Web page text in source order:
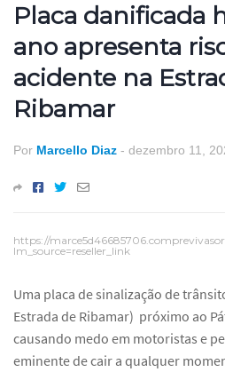
Placa danificada
ano apresenta
acidente na
Ribamar
Por Marcello Diaz - dezembro 11,
https://
lm_source=reseller_link
Uma placa de sinalização de
Estrada de Ribamar) próximo ao
causando medo em motoristas e
eminente de cair a qualquer